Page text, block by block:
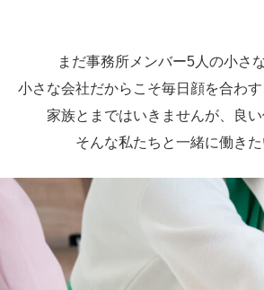
まだ事務所メンバー5人の小さ
小さな会社だからこそ毎日顔を合わ
家族とまではいきませんが、良
そんな私たちと一緒に働き